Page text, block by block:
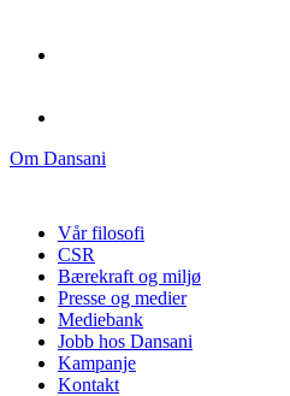
Om Dansani
Vår filosofi
CSR
Bærekraft og miljø
Presse og medier
Mediebank
Jobb hos Dansani
Kampanje
Kontakt